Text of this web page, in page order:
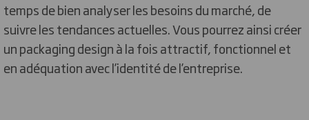
temps de bien analyser les besoins du marché, de
suivre les tendances actuelles. Vous pourrez ainsi créer
un packaging design à la fois attractif, fonctionnel et
en adéquation avec l’identité de l’entreprise.